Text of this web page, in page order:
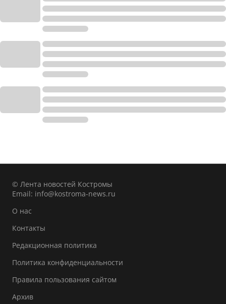
© Лента новостей Костромы
Email: info@kostroma-news.ru
О нас
Контакты
Редакционная политика
Политика конфиденциальности
Правила пользования сайтом
Архив